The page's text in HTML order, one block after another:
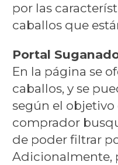
por las
caballos que
Portal
En la página se
caballos, y se
según el objetivo
comprador
de poder filtrar
Adicionalmente,